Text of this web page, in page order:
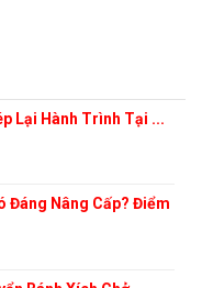
Lại Hành Trình Tại ...
Đáng Nâng Cấp? Điểm